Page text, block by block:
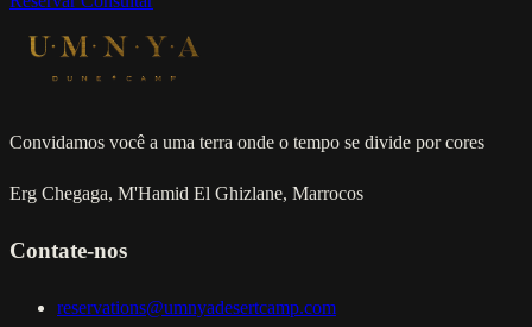
Convidamos você a uma terra onde o tempo se divide por cores
Erg Chegaga, M'Hamid El Ghizlane, Marrocos
Contate-nos
reservations@umnyadesertcamp.com